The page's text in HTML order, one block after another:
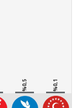
%0,5 %0,1